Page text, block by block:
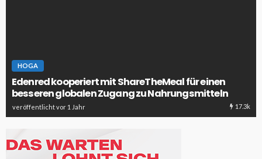
HOGA
Edenred kooperiert mit ShareTheMeal für einen
besseren globalen Zugang zu Nahrungsmitteln
veröffentlicht vor 1 Jahr 17.3k